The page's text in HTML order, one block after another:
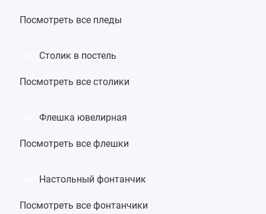
Посмотреть все пледы
Столик в постель
Посмотреть все столики
Флешка ювелирная
Посмотреть все флешки
Настольный фонтанчик
Посмотреть все фонтанчики